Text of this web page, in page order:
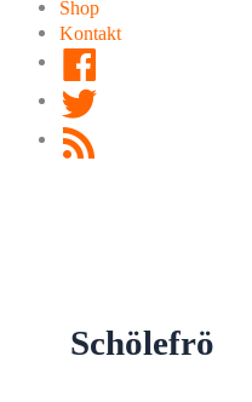
Shop
Kontakt
Schölefrö